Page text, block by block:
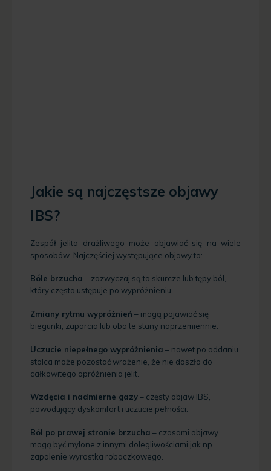
Jakie są najczęstsze objawy
IBS?
Zespół jelita drażliwego może objawiać się na wiele
sposobów. Najczęściej występujące objawy to:
Bóle brzucha – zazwyczaj są to skurcze lub tępy ból,
który często ustępuje po wypróżnieniu.
Zmiany rytmu wypróżnień – mogą pojawiać się
biegunki, zaparcia lub oba te stany naprzemiennie.
Uczucie niepełnego wypróżnienia – nawet po oddaniu
stolca może pozostać wrażenie, że nie doszło do
całkowitego opróżnienia jelit.
Wzdęcia i nadmierne gazy– częsty objaw IBS,
powodujący dyskomfort i uczucie pełności.
Ból po prawej stronie brzucha – czasami objawy
mogą być mylone z innymi dolegliwościami jak np.
zapalenie wyrostka robaczkowego.